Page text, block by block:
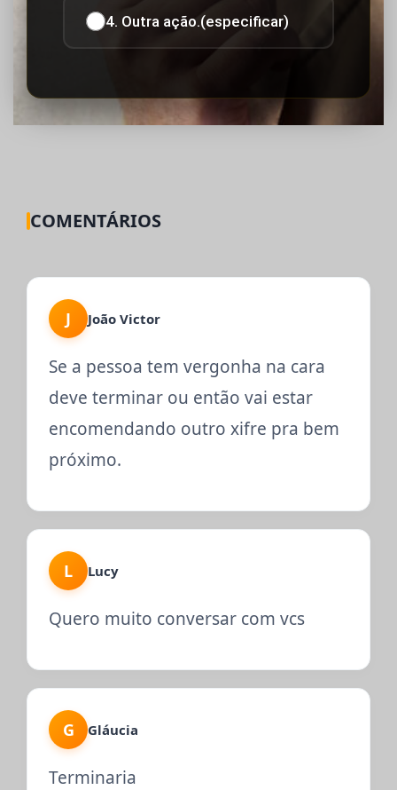
4. Outra ação.(especificar)
COMENTÁRIOS
J João Victor
Se a pessoa tem vergonha na cara
deve terminar ou então vai estar
encomendando outro xifre pra bem
próximo.
L Lucy
Quero muito conversar com vcs
G Gláucia
Terminaria